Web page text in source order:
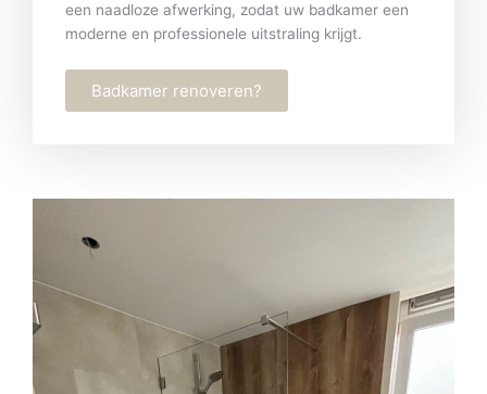
een naadloze afwerking, zodat uw badkamer een
moderne en professionele uitstraling krijgt.
Badkamer renoveren?